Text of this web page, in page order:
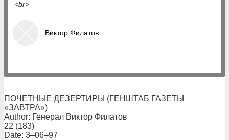
<br>
Виктор Филатов
ПОЧЕТНЫЕ ДЕЗЕРТИРЫ (ГЕНШТАБ ГАЗЕТЫ
«ЗАВТРА»)
Author: Генерал Виктор Филатов
22 (183)
Date: 3–06–97